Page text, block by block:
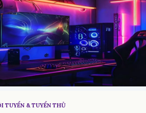
TUYỂN & TUYỂN THỦ